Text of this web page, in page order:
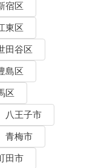
宿区
東区
田谷区
島区
区
八王子市
青梅市
田市